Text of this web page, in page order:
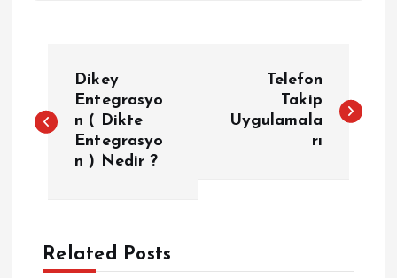
a
g
Dikey
Entegrasyo
n ( Dikte
Entegrasyo
n ) Nedir ?
Telefon
Takip
Uygulamala
rı
Related Posts